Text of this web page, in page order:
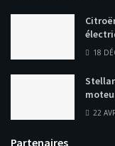
18
22
Partenaires